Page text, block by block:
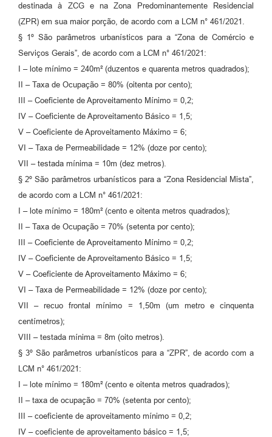
destinada à ZCG e na Zona Predominantemente Residencial
(ZPR) em sua maior porção, de acordo com a LCM n° 461/2021.
§ 1º São parâmetros urbanísticos para a “Zona de Comércio e
Serviços Gerais”, de acordo com a LCM n° 461/2021:
I – lote mínimo = 240m² (duzentos e quarenta metros quadrados);
II – Taxa de Ocupação = 80% (oitenta por cento);
III – Coeficiente de Aproveitamento Mínimo = 0,2;
IV – Coeficiente de Aproveitamento Básico = 1,5;
V – Coeficiente de Aproveitamento Máximo = 6;
VI – Taxa de Permeabilidade = 12% (doze por cento);
VII – testada mínima = 10m (dez metros).
§ 2º São parâmetros urbanísticos para a “Zona Residencial Mista”,
de acordo com a LCM n° 461/2021:
I – lote mínimo = 180m² (cento e oitenta metros quadrados);
II – Taxa de Ocupação = 70% (setenta por cento);
III – Coeficiente de Aproveitamento Mínimo = 0,2;
IV – Coeficiente de Aproveitamento Básico = 1,5;
V – Coeficiente de Aproveitamento Máximo = 6;
VI – Taxa de Permeabilidade = 12% (doze por cento);
VII – recuo frontal mínimo = 1,50m (um metro e cinquenta
centímetros);
VIII – testada mínima = 8m (oito metros).
§ 3º São parâmetros urbanísticos para a “ZPR”, de acordo com a
LCM n° 461/2021:
I – lote mínimo = 180m² (cento e oitenta metros quadrados);
II – taxa de ocupação = 70% (setenta por cento);
III – coeficiente de aproveitamento mínimo = 0,2;
IV – coeficiente de aproveitamento básico = 1,5;